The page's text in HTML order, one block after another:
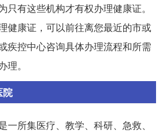
只有这些机构才有权办理健康证。
健康证，可以前往离您最近的市或
疾控中心咨询具体办理流程和所需
。
院
一所集医疗、教学、科研、急救、